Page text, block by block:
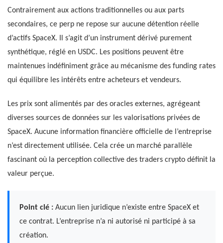
Contrairement aux actions traditionnelles ou aux parts
secondaires, ce perp ne repose sur aucune détention réelle
d’actifs SpaceX. Il s’agit d’un instrument dérivé purement
synthétique, réglé en USDC. Les positions peuvent être
maintenues indéfiniment grâce au mécanisme des funding rates
qui équilibre les intérêts entre acheteurs et vendeurs.
Les prix sont alimentés par des oracles externes, agrégeant
diverses sources de données sur les valorisations privées de
SpaceX. Aucune information financière officielle de l’entreprise
n’est directement utilisée. Cela crée un marché parallèle
fascinant où la perception collective des traders crypto définit la
valeur perçue.
Point clé : Aucun lien juridique n’existe entre SpaceX et
ce contrat. L’entreprise n’a ni autorisé ni participé à sa
création.